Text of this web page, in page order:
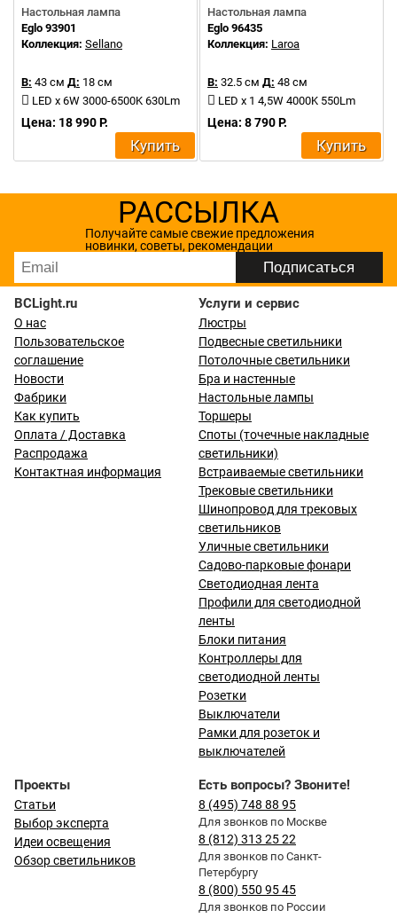
Настольная лампа
Eglo 93901
Коллекция: Sellano
В: 43 см Д: 18 см
LED x 6W 3000-6500K 630Lm
Цена: 18 990 Р.
Купить
Настольная лампа
Eglo 96435
Коллекция: Laroa
В: 32.5 см Д: 48 см
LED x 1 4,5W 4000K 550Lm
Цена: 8 790 Р.
Купить
РАССЫЛКА
Получайте самые свежие предложения
новинки, советы, рекомендации
BCLight.ru
О нас
Пользовательское
соглашение
Новости
Фабрики
Как купить
Оплата / Доставка
Распродажа
Контактная информация
Услуги и сервис
Люстры
Подвесные светильники
Потолочные светильники
Бра и настенные
Настольные лампы
Торшеры
Споты (точечные накладные
светильники)
Встраиваемые светильники
Трековые светильники
Шинопровод для трековых
светильников
Уличные светильники
Садово-парковые фонари
Светодиодная лента
Профили для светодиодной
ленты
Блоки питания
Контроллеры для
светодиодной ленты
Розетки
Выключатели
Рамки для розеток и
выключателей
Проекты
Статьи
Выбор эксперта
Идеи освещения
Обзор светильников
Есть вопросы? Звоните!
8 (495) 748 88 95
Для звонков по Москве
8 (812) 313 25 22
Для звонков по Санкт-
Петербургу
8 (800) 550 95 45
Для звонков по России